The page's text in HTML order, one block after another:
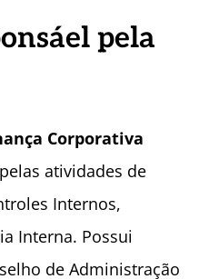
pela
Corporativa
atividades de
Internos,
Interna. Possui
de Administração